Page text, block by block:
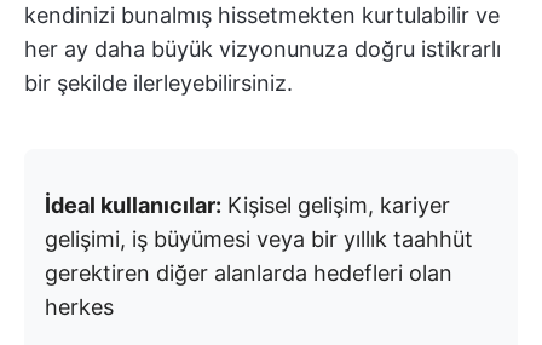
kendinizi bunalmış hissetmekten kurtulabilir ve
her ay daha büyük vizyonunuza doğru istikrarlı
bir şekilde ilerleyebilirsiniz.
İdeal kullanıcılar: Kişisel gelişim, kariyer
gelişimi, iş büyümesi veya bir yıllık taahhüt
gerektiren diğer alanlarda hedefleri olan
herkes